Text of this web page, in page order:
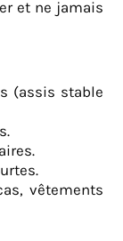
et ne jamais
(assis stable
vêtements